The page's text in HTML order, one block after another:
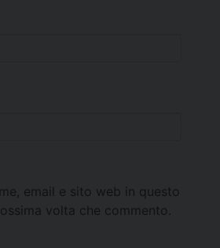
email e sito web in questo
volta che commento.